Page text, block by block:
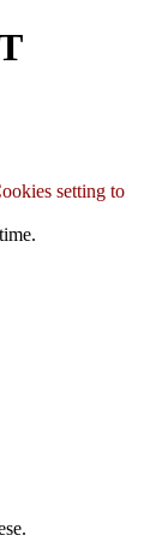
setting to